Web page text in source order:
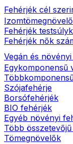
Fehérjék cél
Fehérjék
Fehérjék nők
Vegán és
Egykomponensű
Szójafehérje
Borsófehérjék
BIO fehérjék
Egyéb növényi
Több
Tömegnövelők